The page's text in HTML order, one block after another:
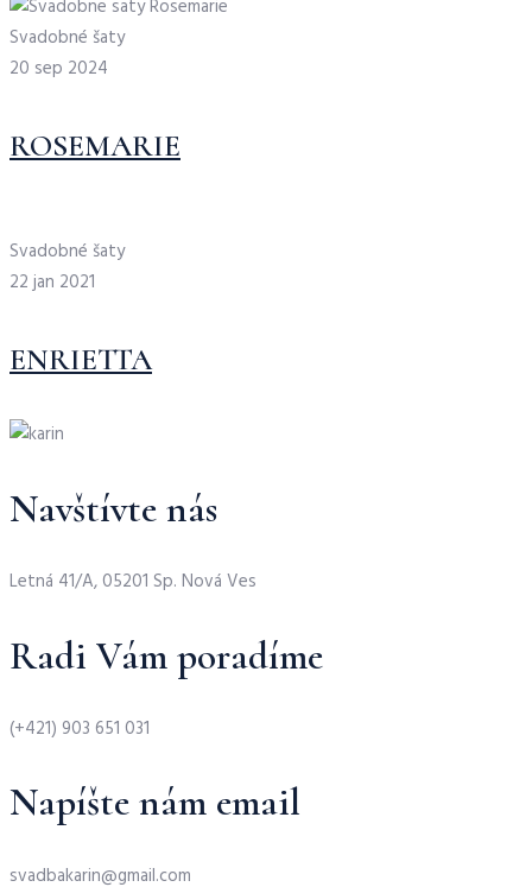
Svadobné šaty
20 sep 2024
ROSEMARIE
Svadobné šaty
22 jan 2021
ENRIETTA
Navštívte nás
Letná 41/A, 05201 Sp. Nová Ves
Radi Vám poradíme
(+421) 903 651 031
Napíšte nám email
svadbakarin@gmail.com